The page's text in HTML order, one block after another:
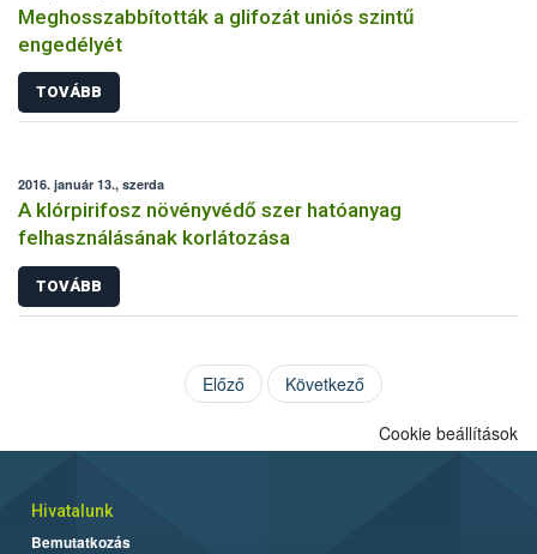
Meghosszabbították a glifozát uniós szintű
engedélyét
TOVÁBB
2016. január 13., szerda
A klórpirifosz növényvédő szer hatóanyag
felhasználásának korlátozása
TOVÁBB
Előző Következő
Cookie beállítások
Hivatalunk
Bemutatkozás